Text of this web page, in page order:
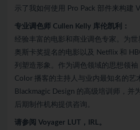
示了我如何使用 Pro Pack 部件来构建
专业调色师 Cullen Kelly 库伦凯利：
经验丰富的电影和商业调色专家。为世
奥斯卡奖提名的电影以及 Netflix 和
列塑造形象。作为调色领域的思想领
Color 播客的主持人与业内最知名的艺
Blackmagic Design 的高级培训师，并
后期制作机构提供咨询。
请参阅 Voyager LUT，IRL。